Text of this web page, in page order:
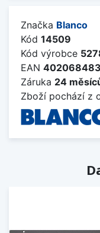
Značka Blanco
Kód 14509
Kód výrobce
EAN
Záruka 24
Zboží pochází z